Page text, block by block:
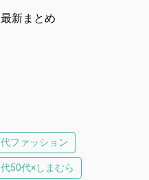
新まとめ
ファッション
50代×しまむら